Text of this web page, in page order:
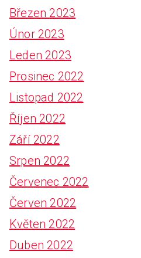
Březen 2023
Únor 2023
Leden 2023
Prosinec 2022
Listopad 2022
Říjen 2022
Září 2022
Srpen 2022
Červenec 2022
Červen 2022
Květen 2022
Duben 2022